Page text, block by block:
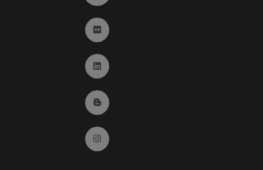
Ir a Flickr (abre en ventana nueva)
Ir a Linkedin (abre en ventana nueva)
Ir al Blog (abre en ventana nueva)
Ir a Instagram (abre en ventana nueva)